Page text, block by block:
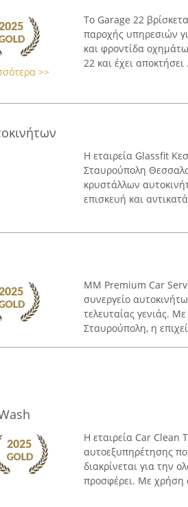
>>
Το Garage 22
παροχής υπηρεσιών
και φροντίδα
22 και έχει αποκτήσει
Η εταιρεία Glassfit
Σταυρούπολη
κρυστάλλων
επισκευή και
MM Premium Car
συνεργείο
τελευταίας γενιάς.
Σταυρούπολη, η
Η εταιρεία Car Clean
αυτοεξυπηρέτησης
διακρίνεται για την
προσφέρει. Με χρήση